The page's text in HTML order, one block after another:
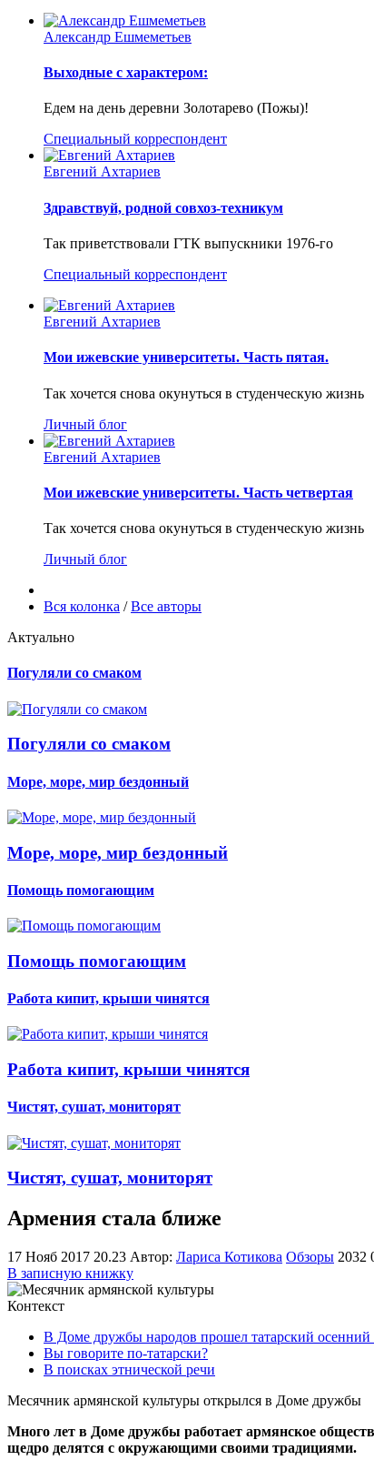
Александр Ешмеметьев
Выходные с характером:
Едем на день деревни Золотарево (Пожы)!
Специальный корреспондент
Евгений Ахтариев
Здравствуй, родной совхоз-техникум
Так приветствовали ГТК выпускники 1976-го
Специальный корреспондент
Евгений Ахтариев
Мои ижевские университеты. Часть пятая.
Так хочется снова окунуться в студенческую жизнь
Личный блог
Евгений Ахтариев
Мои ижевские университеты. Часть четвертая
Так хочется снова окунуться в студенческую жизнь
Личный блог
Вся колонка /Все авторы
Актуально
Погуляли со смаком
Погуляли со смаком
Море, море, мир бездонный
Море, море, мир бездонный
Помощь помогающим
Помощь помогающим
Работа кипит, крыши чинятся
Работа кипит, крыши чинятся
Чистят, сушат, мониторят
Чистят, сушат, мониторят
Армения стала ближе
17 Нояб 2017 20.23 Автор: Лариса Котикова Обзоры 2032
В записную книжку
Контекст
В Доме дружбы народов прошел татарский осенний
Вы говорите по-татарски?
В поисках этнической речи
Месячник армянской культуры открылся в Доме дружбы
Много лет в Доме дружбы работает армянское
щедро делятся с окружающими своими традициями.